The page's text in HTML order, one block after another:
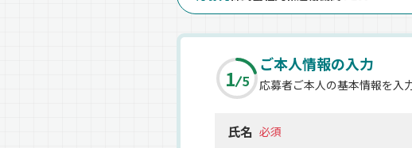
1 5
ご本人情報の入力
応募者ご本人の基本情報を入
氏名 必須